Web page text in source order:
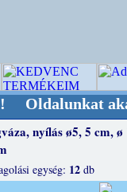
akarattal
nyílás ø5, 5 cm, ø
egység: 12 db